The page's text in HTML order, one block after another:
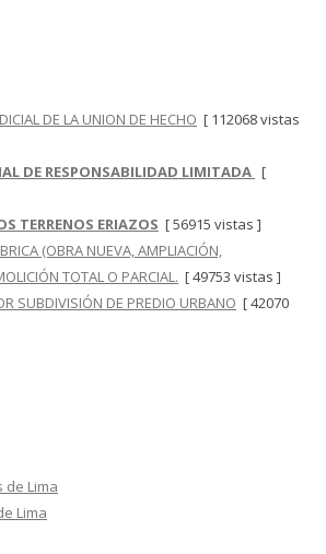
DE LA UNION DE HECHO [ 112068 vistas
DE RESPONSABILIDAD LIMITADA [
TERRENOS ERIAZOS [ 56915 vistas ]
(OBRA NUEVA, AMPLIACIÓN,
TOTAL O PARCIAL. [ 49753 vistas ]
SUBDIVISIÓN DE PREDIO URBANO [ 42070
de Lima
Lima